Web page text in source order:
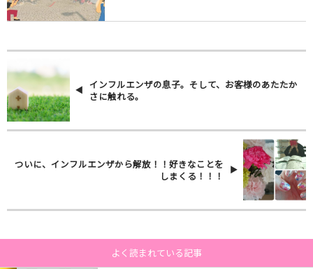
インフルエンザの息子。そして、お客様のあたたか
さに触れる。
ついに、インフルエンザから解放！！好きなことを
しまくる！！！
よく読まれている記事